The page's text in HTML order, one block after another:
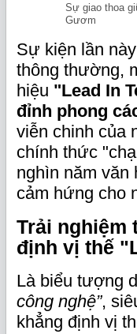
Sự giao thoa
Gươm
Sự kiện lần
thông thường,
hiệu "Lead In
đỉnh phong
viễn chinh của
chính thức
nghìn năm văn
cảm hứng cho
Trải nghiệm
định vị thế
Là biểu tượng
công nghệ”,
khẳng định vị